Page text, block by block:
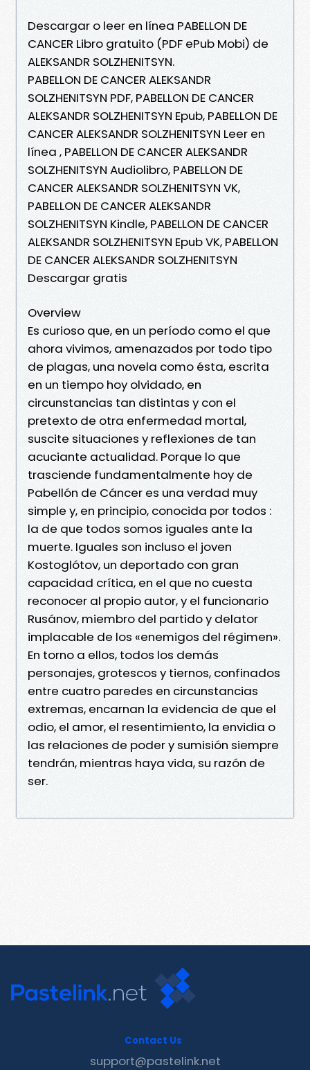
Descargar o leer en línea PABELLON DE
CANCER Libro gratuito (PDF ePub Mobi) de
ALEKSANDR SOLZHENITSYN.
PABELLON DE CANCER ALEKSANDR
SOLZHENITSYN PDF, PABELLON DE CANCER
ALEKSANDR SOLZHENITSYN Epub, PABELLON DE
CANCER ALEKSANDR SOLZHENITSYN Leer en
línea , PABELLON DE CANCER ALEKSANDR
SOLZHENITSYN Audiolibro, PABELLON DE
CANCER ALEKSANDR SOLZHENITSYN VK,
PABELLON DE CANCER ALEKSANDR
SOLZHENITSYN Kindle, PABELLON DE CANCER
ALEKSANDR SOLZHENITSYN Epub VK, PABELLON
DE CANCER ALEKSANDR SOLZHENITSYN
Descargar gratis
Overview
Es curioso que, en un período como el que
ahora vivimos, amenazados por todo tipo
de plagas, una novela como ésta, escrita
en un tiempo hoy olvidado, en
circunstancias tan distintas y con el
pretexto de otra enfermedad mortal,
suscite situaciones y reflexiones de tan
acuciante actualidad. Porque lo que
trasciende fundamentalmente hoy de
Pabellón de Cáncer es una verdad muy
simple y, en principio, conocida por todos :
la de que todos somos iguales ante la
muerte. Iguales son incluso el joven
Kostoglótov, un deportado con gran
capacidad crítica, en el que no cuesta
reconocer al propio autor, y el funcionario
Rusánov, miembro del partido y delator
implacable de los «enemigos del régimen».
En torno a ellos, todos los demás
personajes, grotescos y tiernos, confinados
entre cuatro paredes en circunstancias
extremas, encarnan la evidencia de que el
odio, el amor, el resentimiento, la envidia o
las relaciones de poder y sumisión siempre
tendrán, mientras haya vida, su razón de
ser.
Contact Us
support@pastelink.net